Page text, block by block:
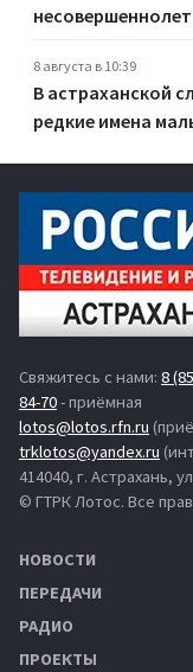
8 августа в 10:39
В астраханской
редкие имена
Свяжитесь с нами: 8
84-70- приёмная
lotos@lotos.rfn.ru
trklotos@yandex.ru
414040, г. Астрахань,
© ГТРК Лотос. Все
НОВОСТИ
ПЕРЕДАЧИ
РАДИО
ПРОЕКТЫ